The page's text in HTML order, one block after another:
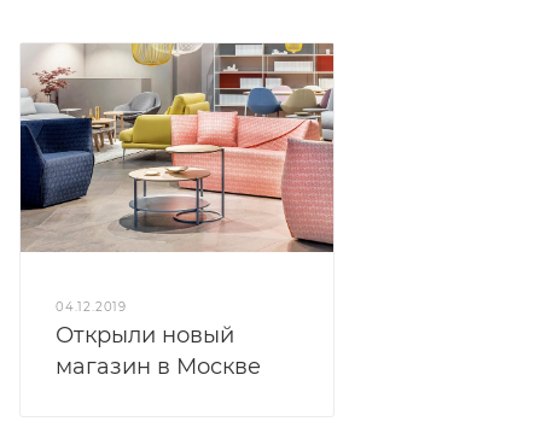
04.12.2019
Открыли новый
магазин в Москве